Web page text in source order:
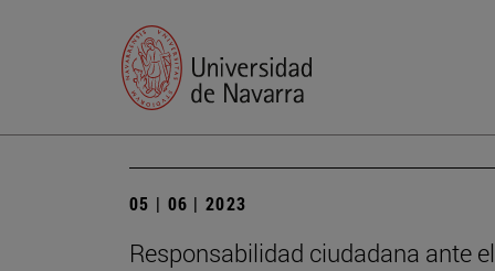
05 | 06 | 2023
Responsabilidad ciudadana ante